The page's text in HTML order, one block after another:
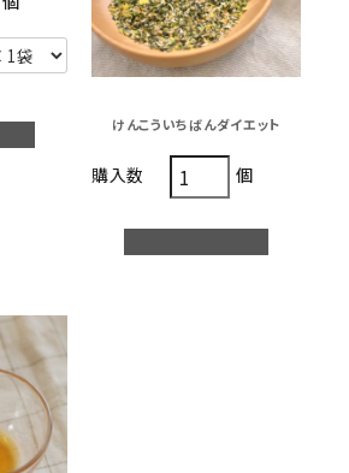
けんこういちばんダイエット
購入数 個